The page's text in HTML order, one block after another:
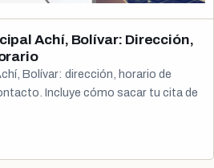
Achí, Bolívar: Dirección,
Bolívar: dirección, horario de
Incluye cómo sacar tu cita de